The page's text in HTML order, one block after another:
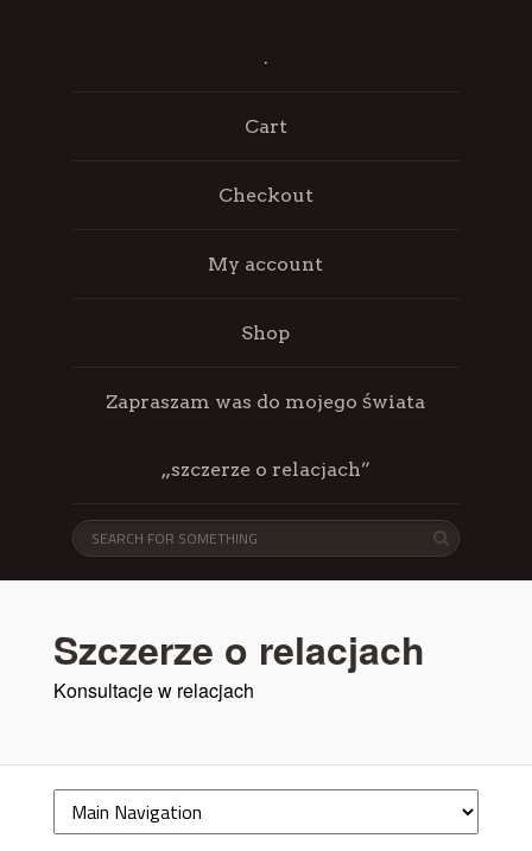
.
Cart
Checkout
My account
Shop
Zapraszam was do mojego świata
„szczerze o relacjach”
Szczerze o relacjach
Konsultacje w relacjach